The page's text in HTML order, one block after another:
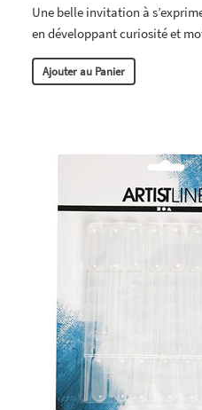
Une belle invitation à
en développant curiosité et
Ajouter au Panier